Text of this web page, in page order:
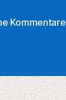
Kommentare